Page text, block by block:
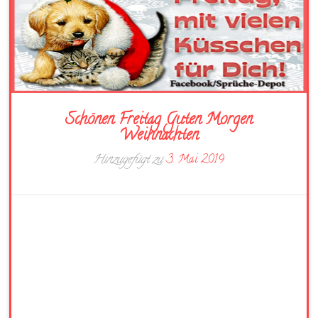
Schönen Freitag Guten Morgen
Weihnachten
Hinzugefügt zu3. Mai 2019